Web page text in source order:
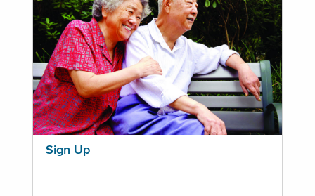
Sign Up